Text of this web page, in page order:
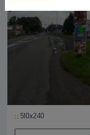
510x240